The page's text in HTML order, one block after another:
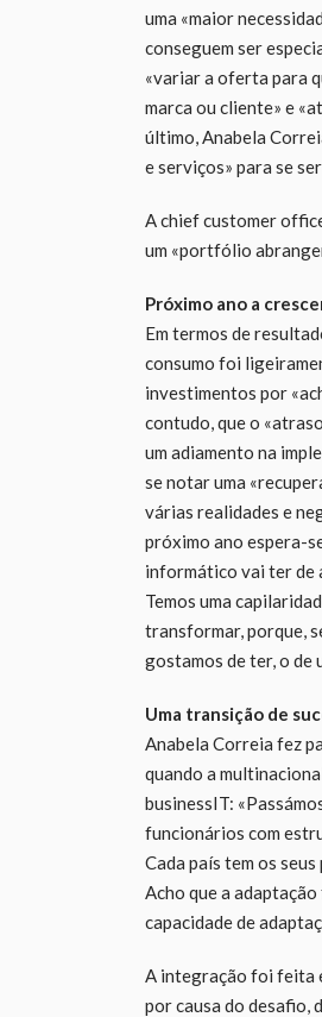
uma «maior
conseguem ser
«variar a oferta para
marca ou cliente» e
último, Anabela
e serviços» para se
A chief customer
um «portfólio
Próximo ano a
Em termos de
consumo foi
investimentos por
contudo, que o
um adiamento na
se notar uma
várias realidades e
próximo ano espera-
informático vai ter de
Temos uma
transformar, porque,
gostamos de ter, o de
Uma transição de
Anabela Correia fez
quando a
businessIT:
funcionários com
Cada país tem os
Acho que a
capacidade de
A integração foi feita
por causa do desafio,